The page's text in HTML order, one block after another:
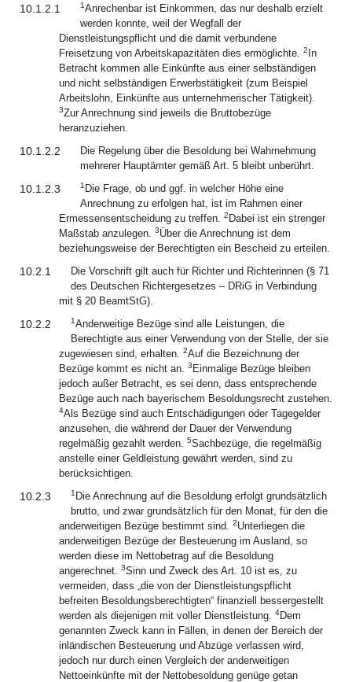
10.1.2.1 1Anrechenbar ist Einkommen, das nur deshalb erzielt
werden konnte, weil der Wegfall der
Dienstleistungspflicht und die damit verbundene
Freisetzung von Arbeitskapazitäten dies ermöglichte. 2 In
Betracht kommen alle Einkünfte aus einer selbständigen
und nicht selbständigen Erwerbstätigkeit (zum Beispiel
Arbeitslohn, Einkünfte aus unternehmerischer Tätigkeit).
3Zur Anrechnung sind jeweils die Bruttobezüge
heranzuziehen.
10.1.2.2
Die Regelung über die Besoldung bei Wahrnehmung
mehrerer Hauptämter gemäß Art. 5 bleibt unberührt.
10.1.2.3 1 Die Frage, ob und ggf. in welcher Höhe eine
Anrechnung zu erfolgen hat, ist im Rahmen einer
Ermessensentscheidung zu treffen. 2 Dabei ist ein strenger
Maßstab anzulegen. 3Über die Anrechnung ist dem
beziehungsweise der Berechtigten ein Bescheid zu erteilen.
10.2.1
Die Vorschrift gilt auch für Richter und Richterinnen (§ 71
des Deutschen Richtergesetzes – DRiG in Verbindung
mit § 20 BeamtStG).
10.2.2 1Anderweitige Bezüge sind alle Leistungen, die
Berechtigte aus einer Verwendung von der Stelle, der sie
zugewiesen sind, erhalten. 2Auf die Bezeichnung der
Bezüge kommt es nicht an. 3 Einmalige Bezüge bleiben
jedoch außer Betracht, es sei denn, dass entsprechende
Bezüge auch nach bayerischem Besoldungsrecht zustehen.
4Als Bezüge sind auch Entschädigungen oder Tagegelder
anzusehen, die während der Dauer der Verwendung
regelmäßig gezahlt werden. 5Sachbezüge, die regelmäßig
anstelle einer Geldleistung gewährt werden, sind zu
berücksichtigen.
10.2.3 1 Die Anrechnung auf die Besoldung erfolgt grundsätzlich
brutto, und zwar grundsätzlich für den Monat, für den die
anderweitigen Bezüge bestimmt sind. 2Unterliegen die
anderweitigen Bezüge der Besteuerung im Ausland, so
werden diese im Nettobetrag auf die Besoldung
angerechnet. 3Sinn und Zweck des Art. 10 ist es, zu
vermeiden, dass „die von der Dienstleistungspflicht
befreiten Besoldungsberechtigten“ finanziell bessergestellt
werden als diejenigen mit voller Dienstleistung. 4Dem
genannten Zweck kann in Fällen, in denen der Bereich der
inländischen Besteuerung und Abzüge verlassen wird,
jedoch nur durch einen Vergleich der anderweitigen
Nettoeinkünfte mit der Nettobesoldung genüge getan